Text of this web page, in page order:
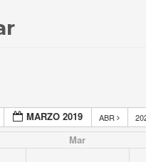
MARZO 2019 ABR
Mar